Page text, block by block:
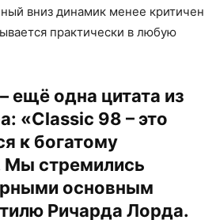
вниз динамик менее критичен
практически в любую
ещё одна цитата из
«Classic 98 – это
к богатому
Мы стремились
основным
Ричарда Лорда.